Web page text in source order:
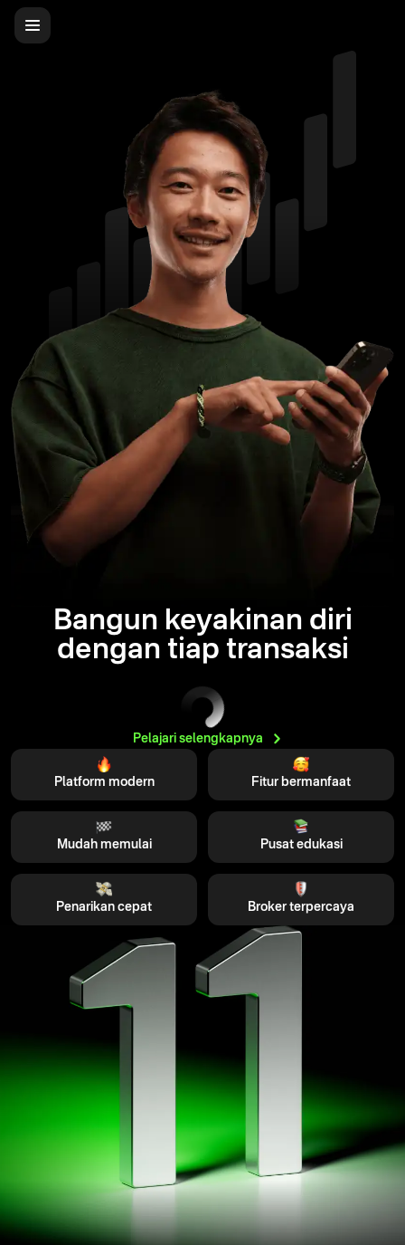
Bangun keyakinan diri
dengan tiap transaksi
Pelajari selengkapnya
Platform modern Fitur bermanfaat
Mudah memulai Pusat edukasi
Penarikan cepat Broker terpercaya